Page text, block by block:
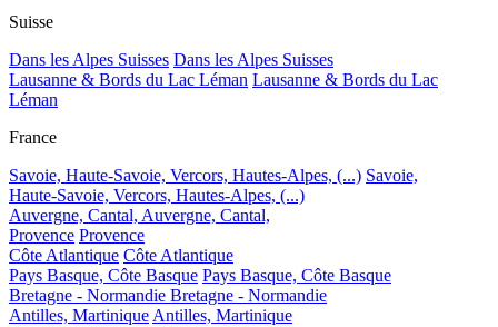
Suisse
Dans les Alpes Suisses Dans les Alpes Suisses
Lausanne & Bords du Lac Léman Lausanne & Bords du Lac
Léman
France
Savoie, Haute-Savoie, Vercors, Hautes-Alpes, (...) Savoie,
Haute-Savoie, Vercors, Hautes-Alpes, (...)
Auvergne, Cantal, Auvergne, Cantal,
Provence Provence
Côte Atlantique Côte Atlantique
Pays Basque, Côte Basque Pays Basque, Côte Basque
Bretagne - Normandie Bretagne - Normandie
Antilles, Martinique Antilles, Martinique